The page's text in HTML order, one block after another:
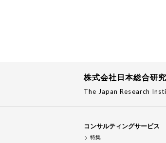
株式会社日本総合研
The Japan Research
コンサルティングサービス
特集